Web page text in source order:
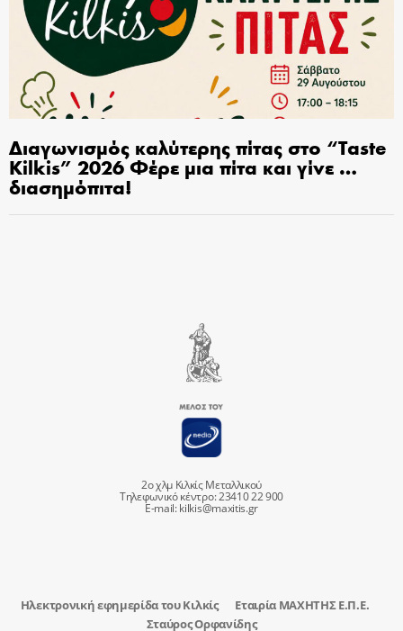
Διαγωνισμός καλύτερης πίτας στο “Taste
Kilkis” 2026 Φέρε μια πίτα και γίνε …
διασημόπιτα!
2ο χλμ Κιλκίς Μεταλλικού
Τηλεφωνικό κέντρο: 23410 22 900
E-mail:kilkis@maxitis.gr
Ηλεκτρονική εφημερίδα του Κιλκίς
Εταιρία ΜΑΧΗΤΗΣ Ε.Π.Ε.
Σταύρος Ορφανίδης